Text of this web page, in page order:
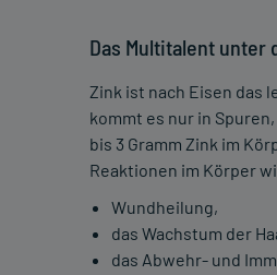
Das Multitalent unter
Zink ist nach Eisen das
kommt es nur in
bis 3 Gramm Zink im
Reaktionen im Körper
Wundheilung,
das Wachstum der
das Abwehr- und